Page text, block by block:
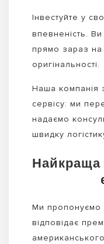
Інвестуйте у
впевненість.
прямо зараз на
оригінальності.
Наша компанія
сервісу: ми
надаємо
швидку
Найкраща
Ми пропонуємо
відповідає